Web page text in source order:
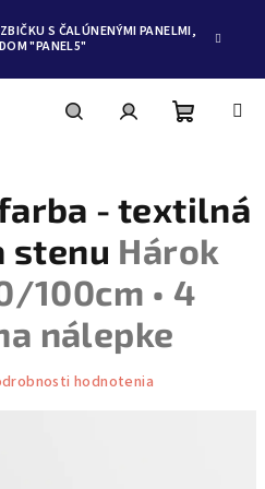
S ČALÚNENÝMI PANELMI,
"PANEL5"
košík
- textilná
stenu Hárok
100cm • 4
nálepke
hodnotenia